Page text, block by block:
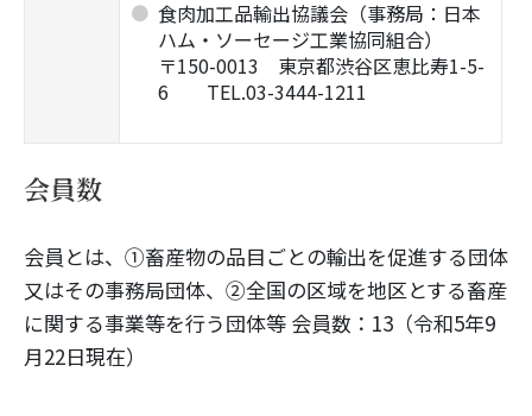
食肉加工品輸出協議会（事務局：日本
ハム・ソーセージ工業協同組合）
〒150-0013 東京都渋谷区恵比寿1-5-
6 TEL.03-3444-1211
会員数
会員とは、①畜産物の品目ごとの輸出を促進する団体
又はその事務局団体、②全国の区域を地区とする畜産
に関する事業等を行う団体等 会員数：13（令和5年9
月22日現在）